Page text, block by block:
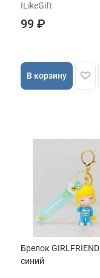
ILikeGift
99 ₽
В корзину
Брелок GIRLFRIEND
синий